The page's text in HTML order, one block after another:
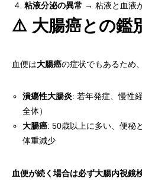
粘液分泌の異常 → 粘液と血液
⚠️ 大腸癌との鑑
血便は大腸癌の症状でもあるため
潰瘍性大腸炎: 若年発症、慢性
全体）
大腸癌: 50歳以上に多い、便秘
体重減少
血便が続く場合は必ず大腸内視鏡